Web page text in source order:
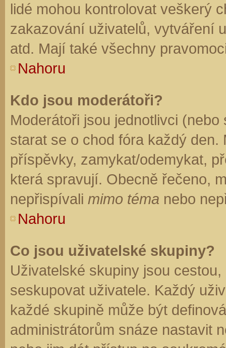
lidé mohou kontrolovat veškerý
zakazování uživatelů, vytváření
atd. Mají také všechny
Nahoru
Kdo jsou moderátoři?
Moderátoři jsou jednotlivci
starat se o chod fóra každý
příspěvky, zamykat/odemykat,
která spravují. Obecně řečeno,
nepřispívali mimo téma nebo
Nahoru
Co jsou uživatelské skupiny?
Uživatelské skupiny jsou
seskupovat uživatele. Každý
každé skupině může být
administrátorům snáze nastavit